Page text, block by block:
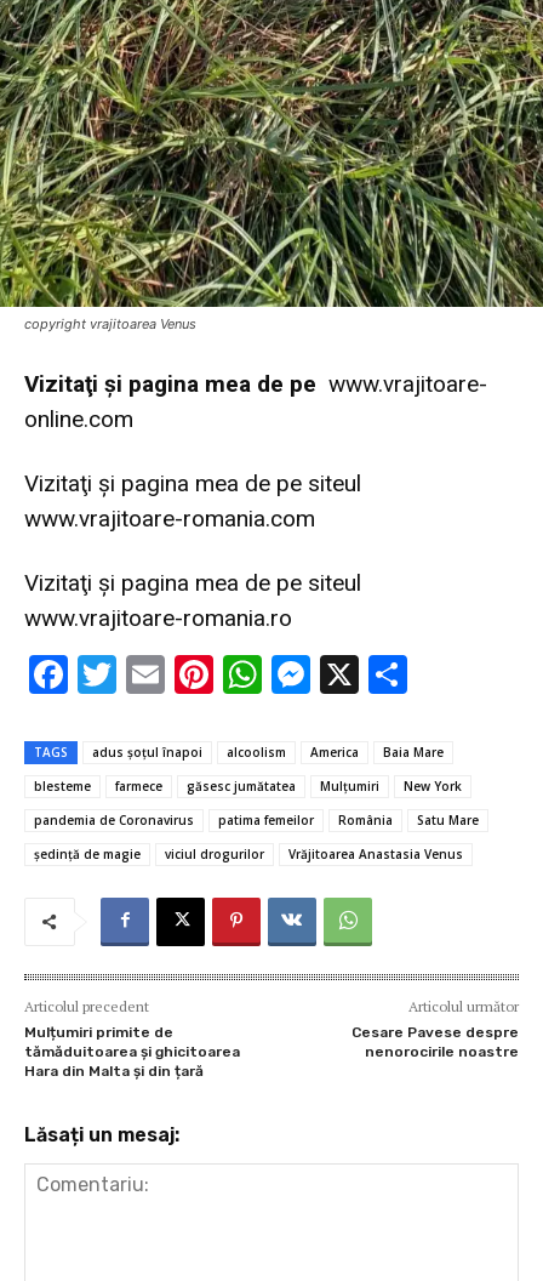
copyright vrajitoarea Venus
Vizitaţi şi pagina mea de pe www.vrajitoare-
online.com
Vizitaţi şi pagina mea de pe siteul
www.vrajitoare-romania.com
Vizitaţi şi pagina mea de pe siteul
www.vrajitoare-romania.ro
F
e
b
o
o
T
it
te
r
E
ai
Pi
er
es
t
W
at
s
A
p
p
M
se
n
g
er
X
ta
je
az
ă
TAGS adus șoțul înapoi alcoolism America
Baia Mare
blesteme
farmece găsesc jumătatea Mulțumiri
New York
pandemia de Coronavirus
patima femeilor România
Satu Mare
şedinţă de magie
viciul drogurilor Vrăjitoarea Anastasia Venus
Articolul precedent
Mulțumiri primite de
tămăduitoarea și ghicitoarea
Hara din Malta și din țară
Articolul următor
Cesare Pavese despre
nenorocirile noastre
Lăsați un mesaj: